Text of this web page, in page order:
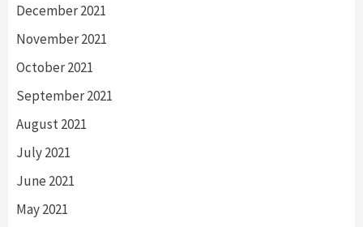
December 2021
November 2021
October 2021
September 2021
August 2021
July 2021
June 2021
May 2021